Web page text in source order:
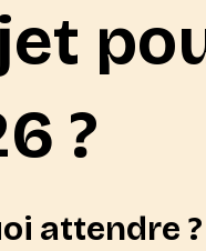
?
attendre ?